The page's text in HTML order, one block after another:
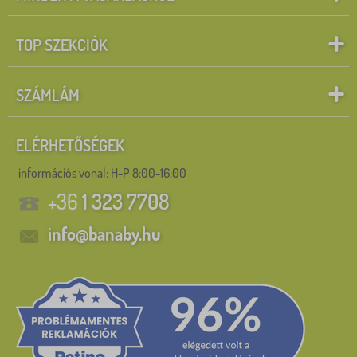
TOP SZEKCIÓK
SZÁMLÁM
ELÉRHETŐSÉGEK
információs vonal: H-P 8:00-16:00
+361 323 7708
info@banaby.hu